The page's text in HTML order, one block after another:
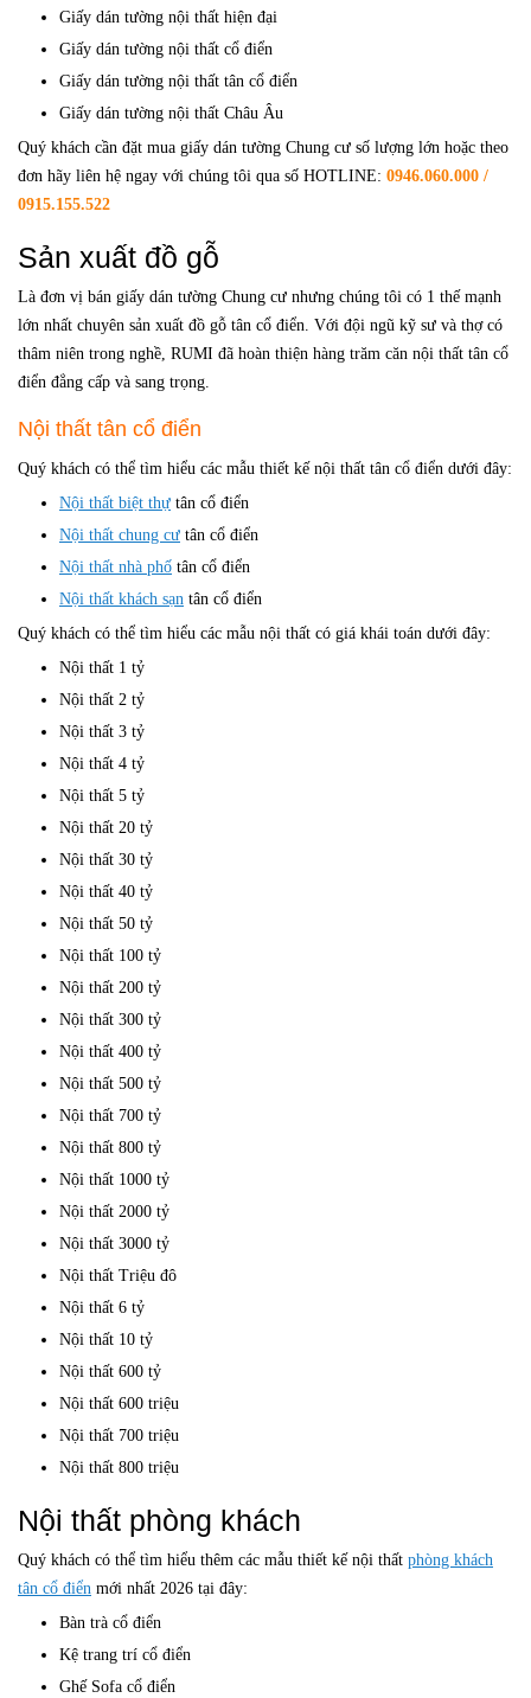
Giấy dán tường nội thất hiện đại
Giấy dán tường nội thất cổ điển
Giấy dán tường nội thất tân cổ điển
Giấy dán tường nội thất Châu Âu
Quý khách cần đặt mua giấy dán tường Chung cư số lượng lớn hoặc theo
đơn hãy liên hệ ngay với chúng tôi qua số HOTLINE: 0946.060.000 /
0915.155.522
Sản xuất đồ gỗ
Là đơn vị bán giấy dán tường Chung cư nhưng chúng tôi có 1 thế mạnh
lớn nhất chuyên sản xuất đồ gỗ tân cổ điển. Với đội ngũ kỹ sư và thợ có
thâm niên trong nghề, RUMI đã hoàn thiện hàng trăm căn nội thất tân cổ
điển đẳng cấp và sang trọng.
Nội thất tân cổ điển
Quý khách có thể tìm hiểu các mẫu thiết kế nội thất tân cổ điển dưới đây:
Nội thất biệt thự tân cổ điển
Nội thất chung cư tân cổ điển
Nội thất nhà phố tân cổ điển
Nội thất khách sạn tân cổ điển
Quý khách có thể tìm hiểu các mẫu nội thất có giá khái toán dưới đây:
Nội thất 1 tỷ
Nội thất 2 tỷ
Nội thất 3 tỷ
Nội thất 4 tỷ
Nội thất 5 tỷ
Nội thất 20 tỷ
Nội thất 30 tỷ
Nội thất 40 tỷ
Nội thất 50 tỷ
Nội thất 100 tỷ
Nội thất 200 tỷ
Nội thất 300 tỷ
Nội thất 400 tỷ
Nội thất 500 tỷ
Nội thất 700 tỷ
Nội thất 800 tỷ
Nội thất 1000 tỷ
Nội thất 2000 tỷ
Nội thất 3000 tỷ
Nội thất Triệu đô
Nội thất 6 tỷ
Nội thất 10 tỷ
Nội thất 600 tỷ
Nội thất 600 triệu
Nội thất 700 triệu
Nội thất 800 triệu
Nội thất phòng khách
Quý khách có thể tìm hiểu thêm các mẫu thiết kế nội thất phòng khách
tân cổ điển mới nhất 2026 tại đây:
Bàn trà cổ điển
Kệ trang trí cổ điển
Ghế Sofa cổ điển